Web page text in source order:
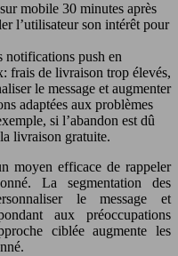
mobile 30 minutes après
l’utilisateur son intérêt pour
notifications push en
frais de livraison trop élevés,
le message et augmenter
adaptées aux problèmes
si l’abandon est dû
livraison gratuite.
moyen efficace de rappeler
La segmentation des
le message et
aux préoccupations
ciblée augmente les